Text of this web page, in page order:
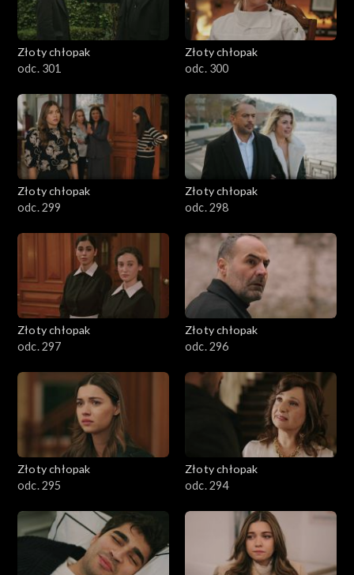
Złoty chłopak
odc. 301
Złoty chłopak
odc. 300
Złoty chłopak
odc. 299
Złoty chłopak
odc. 298
Złoty chłopak
odc. 297
Złoty chłopak
odc. 296
Złoty chłopak
odc. 295
Złoty chłopak
odc. 294